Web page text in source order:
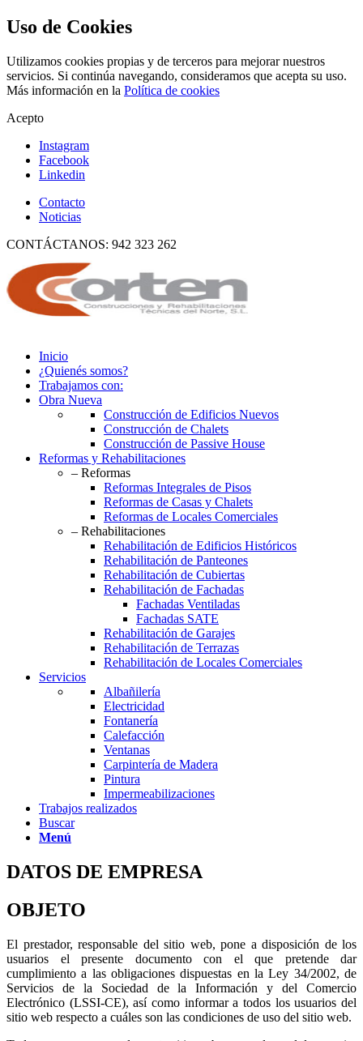
Uso de Cookies
Utilizamos cookies propias y de terceros para mejorar nuestros
servicios. Si continúa navegando, consideramos que acepta su uso.
Más información en la Política de cookies
Acepto
Instagram
Facebook
Linkedin
Contacto
Noticias
CONTÁCTANOS: 942 323 262
Inicio
¿Quienés somos?
Trabajamos con:
Obra Nueva
Construcción de Edificios Nuevos
Construcción de Chalets
Construcción de Passive House
Reformas y Rehabilitaciones
– Reformas
Reformas Integrales de Pisos
Reformas de Casas y Chalets
Reformas de Locales Comerciales
– Rehabilitaciones
Rehabilitación de Edificios Históricos
Rehabilitación de Panteones
Rehabilitación de Cubiertas
Rehabilitación de Fachadas
Fachadas Ventiladas
Fachadas SATE
Rehabilitación de Garajes
Rehabilitación de Terrazas
Rehabilitación de Locales Comerciales
Servicios
Albañilería
Electricidad
Fontanería
Calefacción
Ventanas
Carpintería de Madera
Pintura
Impermeabilizaciones
Trabajos realizados
Buscar
Menú
DATOS DE EMPRESA
OBJETO
El prestador, responsable del sitio web, pone a disposición de los
usuarios el presente documento con el que pretende dar
cumplimiento a las obligaciones dispuestas en la Ley 34/2002, de
Servicios de la Sociedad de la Información y del Comercio
Electrónico (LSSI-CE), así como informar a todos los usuarios del
sitio web respecto a cuáles son las condiciones de uso del sitio web.